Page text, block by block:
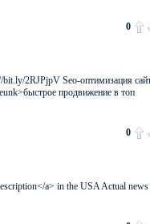
0
2RJPjpV Seo-оптимизация
продвижение в топ
0
a> in the USA Actual news